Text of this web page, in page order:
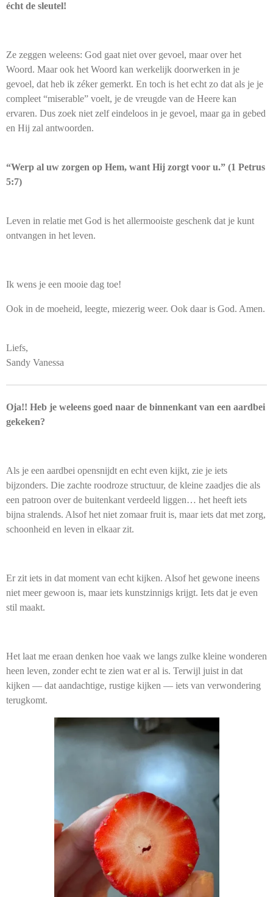
écht de sleutel!
Ze zeggen weleens: God gaat niet over gevoel, maar over het
Woord. Maar ook het Woord kan werkelijk doorwerken in je
gevoel, dat heb ik zéker gemerkt. En toch is het echt zo dat als je je
compleet “miserable” voelt, je de vreugde van de Heere kan
ervaren. Dus zoek niet zelf eindeloos in je gevoel, maar ga in gebed
en Hij zal antwoorden.
“Werp al uw zorgen op Hem, want Hij zorgt voor u.” (1 Petrus
5:7)
Leven in relatie met God is het allermooiste geschenk dat je kunt
ontvangen in het leven.
Ik wens je een mooie dag toe!
Ook in de moeheid, leegte, miezerig weer. Ook daar is God. Amen.
Liefs,
Sandy Vanessa
Oja!! Heb je weleens goed naar de binnenkant van een aardbei
gekeken?
Als je een aardbei opensnijdt en echt even kijkt, zie je iets
bijzonders. Die zachte roodroze structuur, de kleine zaadjes die als
een patroon over de buitenkant verdeeld liggen… het heeft iets
bijna stralends. Alsof het niet zomaar fruit is, maar iets dat met zorg,
schoonheid en leven in elkaar zit.
Er zit iets in dat moment van echt kijken. Alsof het gewone ineens
niet meer gewoon is, maar iets kunstzinnigs krijgt. Iets dat je even
stil maakt.
Het laat me eraan denken hoe vaak we langs zulke kleine wonderen
heen leven, zonder echt te zien wat er al is. Terwijl juist in dat
kijken — dat aandachtige, rustige kijken — iets van verwondering
terugkomt.